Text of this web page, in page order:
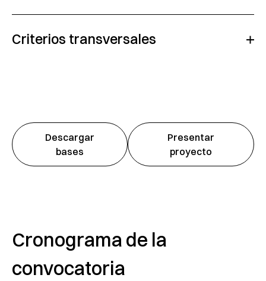
Criterios transversales
Descargar
bases
Presentar
proyecto
Cronograma de la
convocatoria